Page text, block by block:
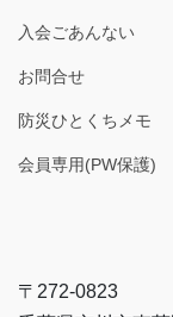
入会ごあんない
お問合せ
防災ひとくちメモ
会員専用(PW保護)
〒272-0823